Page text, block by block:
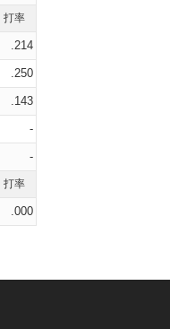
打率
.214
.250
.143
-
-
打率
.000